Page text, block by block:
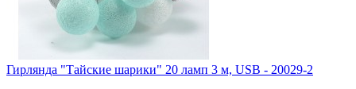
Гирлянда "Тайские шарики" 20 ламп 3 м, USB - 20029-2